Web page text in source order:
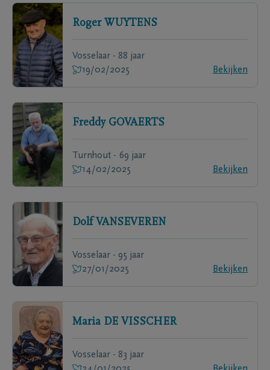
Roger WUYTENS
Vosselaar - 88 jaar
19/02/2025
Bekijken
Freddy GOVAERTS
Turnhout - 69 jaar
14/02/2025
Bekijken
Dolf VANSEVEREN
Vosselaar - 95 jaar
27/01/2025
Bekijken
Maria DE VISSCHER
Vosselaar - 83 jaar